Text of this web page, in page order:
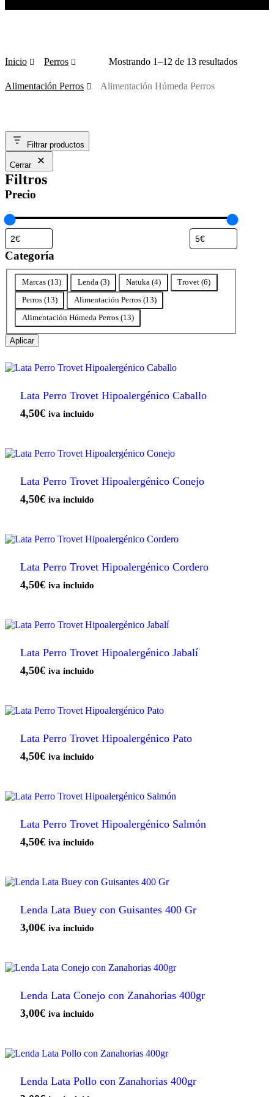
Mostrando 1–12 de 13 resultados
Inicio Perros
Alimentación Perros Alimentación Húmeda Perros
Filtrar productos
Cerrar
Filtros
Precio
Categoría
Categoría
Marcas (13) Lenda (3) Natuka (4) Trovet(6)
Perros (13) Alimentación Perros (13)
Alimentación Húmeda Perros (13)
Aplicar
Lata Perro Trovet Hipoalergénico Caballo
4,50€ iva incluido
Lata Perro Trovet Hipoalergénico Conejo
4,50€ iva incluido
Lata Perro Trovet Hipoalergénico Cordero
4,50€ iva incluido
Lata Perro Trovet Hipoalergénico Jabalí
4,50€ iva incluido
Lata Perro Trovet Hipoalergénico Pato
4,50€ iva incluido
Lata Perro Trovet Hipoalergénico Salmón
4,50€ iva incluido
Lenda Lata Buey con Guisantes 400 Gr
3,00€ iva incluido
Lenda Lata Conejo con Zanahorias 400gr
3,00€ iva incluido
Lenda Lata Pollo con Zanahorias 400gr